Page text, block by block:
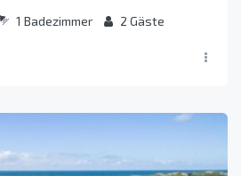
1 Badezimmer 2 Gäste